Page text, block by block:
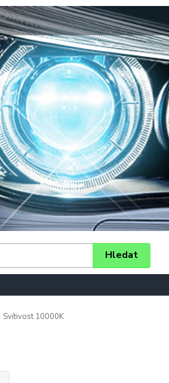
Hledat
Svítivost 10000K